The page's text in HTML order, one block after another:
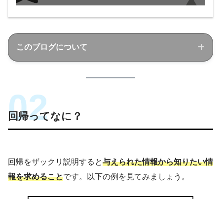
このブログについて
このブログでは経営工学を勉強している現役理
系大学生が、経営工学に関することを色々話し
ていきます！
回帰ってなに？
回帰をザックリ説明すると与えられた情報から知りたい情
報を求めることです。以下の例を見てみましょう。